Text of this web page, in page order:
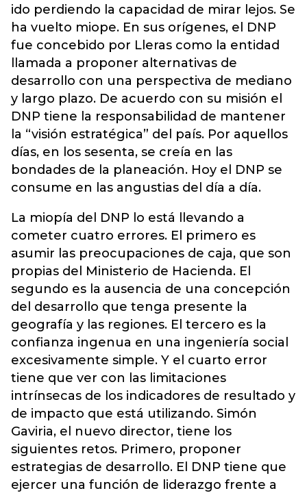
ido perdiendo la capacidad de mirar lejos. Se
ha vuelto miope. En sus orígenes, el DNP
fue concebido por Lleras como la entidad
llamada a proponer alternativas de
desarrollo con una perspectiva de mediano
y largo plazo. De acuerdo con su misión el
DNP tiene la responsabilidad de mantener
la “visión estratégica” del país. Por aquellos
días, en los sesenta, se creía en las
bondades de la planeación. Hoy el DNP se
consume en las angustias del día a día.
La miopía del DNP lo está llevando a
cometer cuatro errores. El primero es
asumir las preocupaciones de caja, que son
propias del Ministerio de Hacienda. El
segundo es la ausencia de una concepción
del desarrollo que tenga presente la
geografía y las regiones. El tercero es la
confianza ingenua en una ingeniería social
excesivamente simple. Y el cuarto error
tiene que ver con las limitaciones
intrínsecas de los indicadores de resultado y
de impacto que está utilizando. Simón
Gaviria, el nuevo director, tiene los
siguientes retos. Primero, proponer
estrategias de desarrollo. El DNP tiene que
ejercer una función de liderazgo frente a